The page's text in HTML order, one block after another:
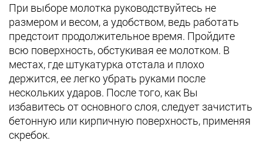
При выборе молотка руководствуйтесь не
размером и весом, а удобством, ведь работать
предстоит продолжительное время. Пройдите
всю поверхность, обстукивая ее молотком. В
местах, где штукатурка отстала и плохо
держится, ее легко убрать руками после
нескольких ударов. После того, как Вы
избавитесь от основного слоя, следует зачистить
бетонную или кирпичную поверхность, применяя
скребок.